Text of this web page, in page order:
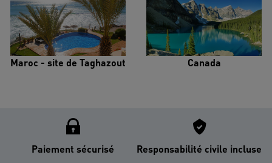
Maroc - site de Taghazout Canada
Paiement sécurisé Responsabilité civile incluse